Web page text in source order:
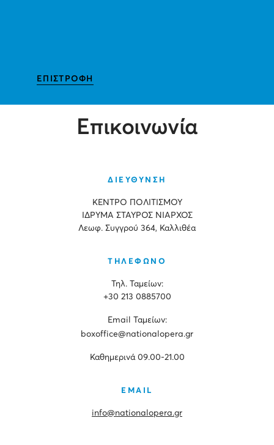
ΕΠΙΣΤΡΟΦΗ
Επικοινωνία
ΔΙΕΥΘΥΝΣΗ
ΚΕΝΤΡΟ ΠΟΛΙΤΙΣΜΟΥ
ΙΔΡΥΜΑ ΣΤΑΥΡΟΣ ΝΙΑΡΧΟΣ
Λεωφ. Συγγρού 364, Καλλιθέα
ΤΗΛΕΦΩΝΟ
Τηλ. Ταμείων:
+30 213 0885700
Εmail Ταμείων:
boxoffice@nationalopera.gr
Καθημερινά 09.00-21.00
EMAIL
info@nationalopera.gr